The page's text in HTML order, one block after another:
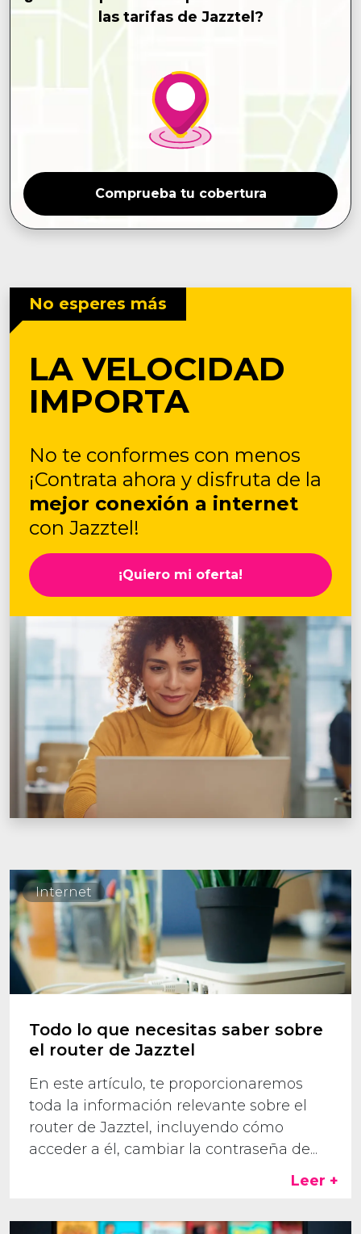
las tarifas de Jazztel?
Comprueba tu cobertura
No esperes más
LA VELOCIDAD
IMPORTA
No te conformes con menos
¡Contrata ahora y disfruta de la
mejor conexión a internet
con Jazztel!
¡Quiero mi oferta!
Internet
Todo lo que necesitas saber sobre
el router de Jazztel
En este artículo, te proporcionaremos
toda la información relevante sobre el
router de Jazztel, incluyendo cómo
acceder a él, cambiar la contraseña de...
Leer +